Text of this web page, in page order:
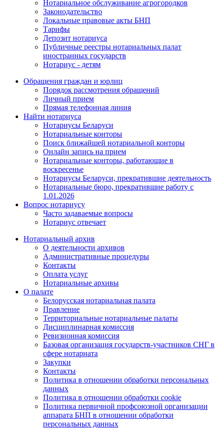
Нотариальное обслуживание агрогородков
Законодательство
Локальные правовые акты БНП
Тарифы
Депозит нотариуса
Публичные реестры нотариальных палат
иностранных государств
Нотариус - детям
Обращения граждан и юрлиц
Порядок рассмотрения обращений
Личный прием
Прямая телефонная линия
Найти нотариуса
Нотариусы Беларуси
Нотариальные конторы
Поиск ближайшей нотариальной конторы
Онлайн запись на прием
Нотариальные конторы, работающие в
воскресенье
Нотариусы Беларуси, прекратившие деятельность
Нотариальные бюро, прекратившие работу с
1.01.2026
Вопрос нотариусу
Часто задаваемые вопросы
Нотариус отвечает
Нотариальный архив
О деятельности архивов
Административные процедуры
Контакты
Оплата услуг
Нотариальные архивы
О палате
Белорусская нотариальная палата
Правление
Территориальные нотариальные палаты
Дисциплинарная комиссия
Ревизионная комиссия
Базовая организация государств-участников СНГ в
сфере нотариата
Закупки
Контакты
Политика в отношении обработки персональных
данных
Политика в отношении обработки cookie
Политика первичной профсоюзной организации
аппарата БНП в отношении обработки
персональных данных